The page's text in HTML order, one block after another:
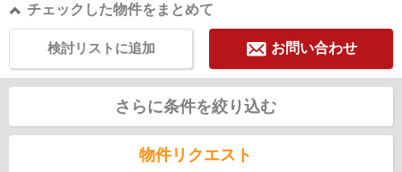
チェックした物件をまとめて
お問い合わせ
検討リストに追加
さらに条件を絞り込む
物件リクエスト